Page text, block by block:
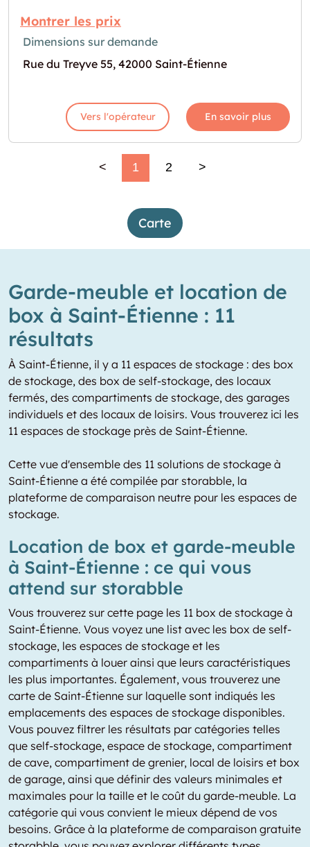
Montrer les prix
Dimensions sur demande
Rue du Treyve 55, 42000 Saint-Étienne
Vers l'opérateur En savoir plus
< 1 2 >
Carte
Garde-meuble et location de
box à Saint-Étienne : 11
résultats
À Saint-Étienne, il y a 11 espaces de stockage : des box
de stockage, des box de self-stockage, des locaux
fermés, des compartiments de stockage, des garages
individuels et des locaux de loisirs. Vous trouverez ici les
11 espaces de stockage près de Saint-Étienne.
Cette vue d'ensemble des 11 solutions de stockage à
Saint-Étienne a été compilée par storabble, la
plateforme de comparaison neutre pour les espaces de
stockage.
Location de box et garde-meuble
à Saint-Étienne : ce qui vous
attend sur storabble
Vous trouverez sur cette page les 11 box de stockage à
Saint-Étienne. Vous voyez une list avec les box de self-
stockage, les espaces de stockage et les
compartiments à louer ainsi que leurs caractéristiques
les plus importantes. Également, vous trouverez une
carte de Saint-Étienne sur laquelle sont indiqués les
emplacements des espaces de stockage disponibles.
Vous pouvez filtrer les résultats par catégories telles
que self-stockage, espace de stockage, compartiment
de cave, compartiment de grenier, local de loisirs et box
de garage, ainsi que définir des valeurs minimales et
maximales pour la taille et le coût du garde-meuble. La
catégorie qui vous convient le mieux dépend de vos
besoins. Grâce à la plateforme de comparaison gratuite